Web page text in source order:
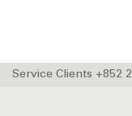
Service Clients +852